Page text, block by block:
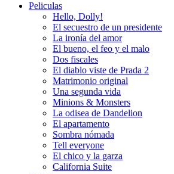
Peliculas
Hello, Dolly!
El secuestro de un presidente
La ironía del amor
El bueno, el feo y el malo
Dos fiscales
El diablo viste de Prada 2
Matrimonio original
Una segunda vida
Minions & Monsters
La odisea de Dandelion
El apartamento
Sombra nómada
Tell everyone
El chico y la garza
California Suite